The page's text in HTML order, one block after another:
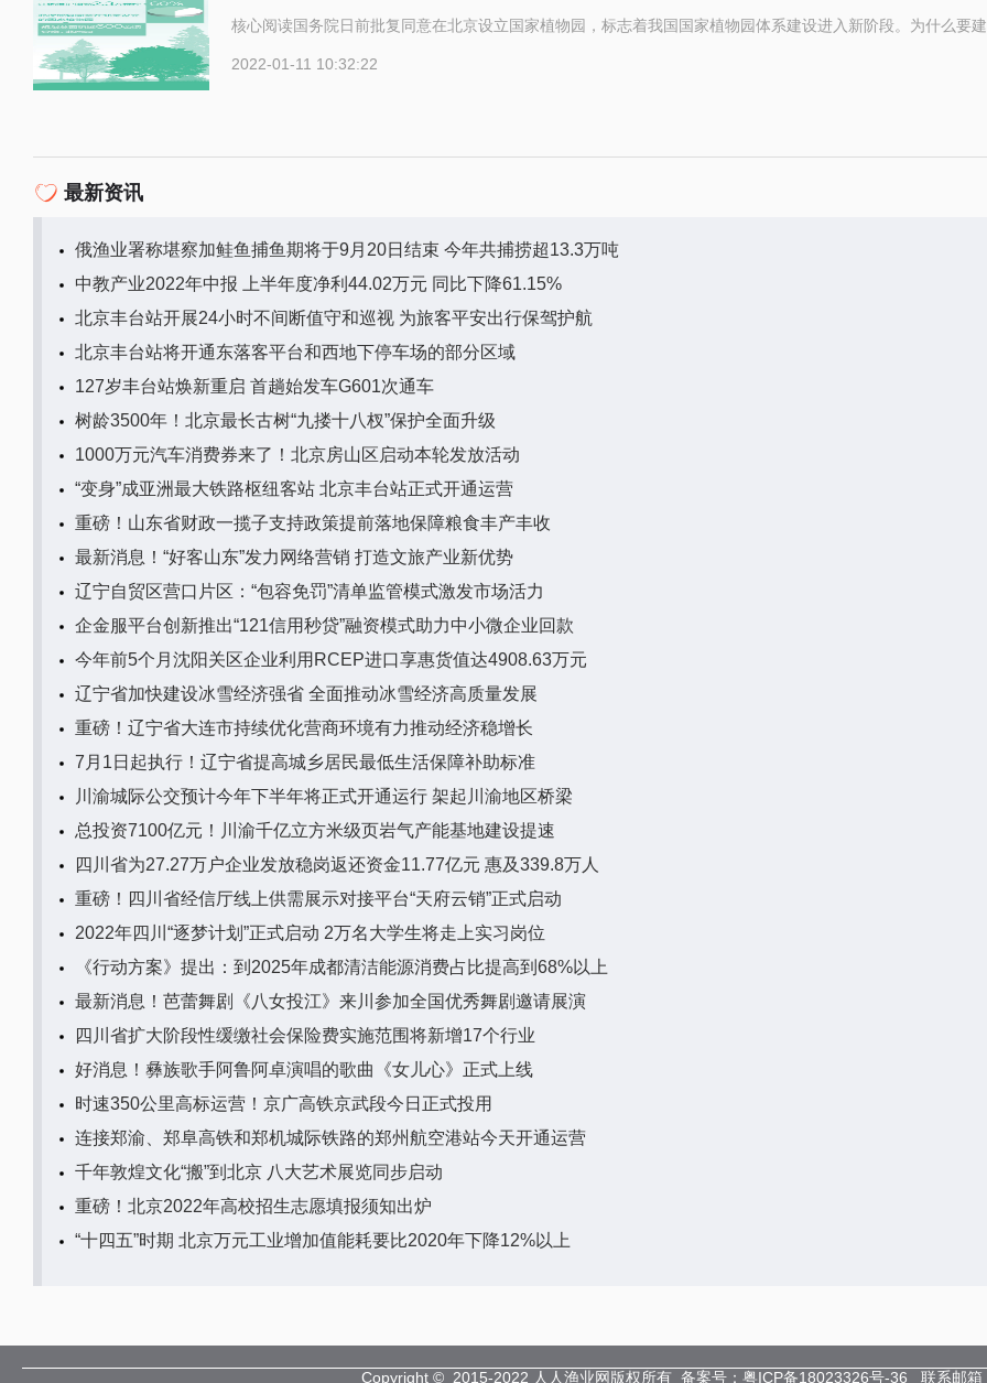
核心阅读国务院日前批复同意在北京设立国家植物园，标志着我国国家植物园体系建设进入新阶段。为什么要
2022-01-11 10:32:22
最新资讯
俄渔业署称堪察加鲑鱼捕鱼期将于9月20日结束 今年共捕捞超13.3万吨
中教产业2022年中报 上半年度净利44.02万元 同比下降61.15%
北京丰台站开展24小时不间断值守和巡视 为旅客平安出行保驾护航
北京丰台站将开通东落客平台和西地下停车场的部分区域
127岁丰台站焕新重启 首趟始发车G601次通车
树龄3500年！北京最长古树“九搂十八杈”保护全面升级
1000万元汽车消费券来了！北京房山区启动本轮发放活动
“变身”成亚洲最大铁路枢纽客站 北京丰台站正式开通运营
重磅！山东省财政一揽子支持政策提前落地保障粮食丰产丰收
最新消息！“好客山东”发力网络营销 打造文旅产业新优势
辽宁自贸区营口片区：“包容免罚”清单监管模式激发市场活力
企金服平台创新推出“121信用秒贷”融资模式助力中小微企业回款
今年前5个月沈阳关区企业利用RCEP进口享惠货值达4908.63万元
辽宁省加快建设冰雪经济强省 全面推动冰雪经济高质量发展
重磅！辽宁省大连市持续优化营商环境有力推动经济稳增长
7月1日起执行！辽宁省提高城乡居民最低生活保障补助标准
川渝城际公交预计今年下半年将正式开通运行 架起川渝地区桥梁
总投资7100亿元！川渝千亿立方米级页岩气产能基地建设提速
四川省为27.27万户企业发放稳岗返还资金11.77亿元 惠及339.8万人
重磅！四川省经信厅线上供需展示对接平台“天府云销”正式启动
2022年四川“逐梦计划”正式启动 2万名大学生将走上实习岗位
《行动方案》提出：到2025年成都清洁能源消费占比提高到68%以上
最新消息！芭蕾舞剧《八女投江》来川参加全国优秀舞剧邀请展演
四川省扩大阶段性缓缴社会保险费实施范围将新增17个行业
好消息！彝族歌手阿鲁阿卓演唱的歌曲《女儿心》正式上线
时速350公里高标运营！京广高铁京武段今日正式投用
连接郑渝、郑阜高铁和郑机城际铁路的郑州航空港站今天开通运营
千年敦煌文化“搬”到北京 八大艺术展览同步启动
重磅！北京2022年高校招生志愿填报须知出炉
“十四五”时期 北京万元工业增加值能耗要比2020年下降12%以上
Copyright © 2015-2022 人人渔业网版权所有 备案号： 粤ICP备18023326号-36 联系邮箱